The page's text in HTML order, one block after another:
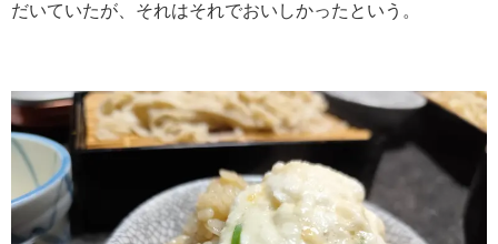
だいていたが、それはそれでおいしかったという。